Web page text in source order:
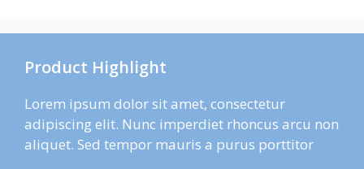
Product Highlight
Lorem ipsum dolor sit amet, consectetur
adipiscing elit. Nunc imperdiet rhoncus arcu non
aliquet. Sed tempor mauris a purus porttitor